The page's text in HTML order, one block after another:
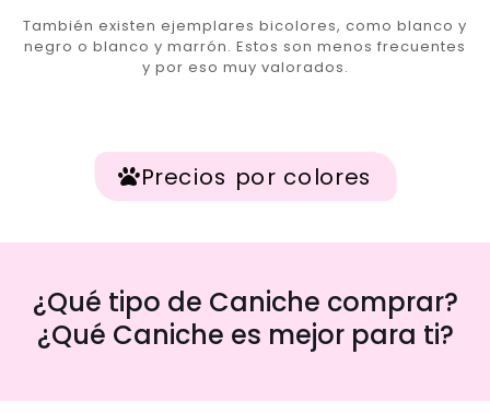
También existen ejemplares bicolores, como blanco y
negro o blanco y marrón. Estos son menos frecuentes
y por eso muy valorados.
Precios por colores
¿Qué tipo de Caniche comprar?
¿Qué Caniche es mejor para ti?